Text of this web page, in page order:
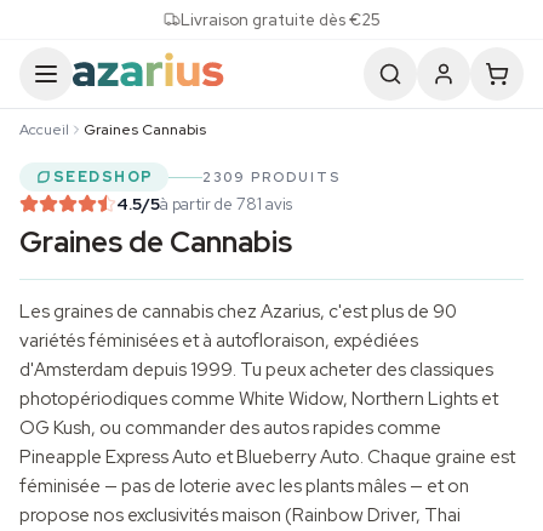
Livraison gratuite dès €25
Accueil Graines Cannabis
SEEDSHOP 2309 PRODUITS
4.5/5à partir de 781 avis
Graines de Cannabis
Les graines de cannabis chez Azarius, c'est plus de 90
variétés féminisées et à autofloraison, expédiées
d'Amsterdam depuis 1999. Tu peux acheter des classiques
photopériodiques comme White Widow, Northern Lights et
OG Kush, ou commander des autos rapides comme
Pineapple Express Auto et Blueberry Auto. Chaque graine est
féminisée — pas de loterie avec les plants mâles — et on
propose nos exclusivités maison (Rainbow Driver, Thai